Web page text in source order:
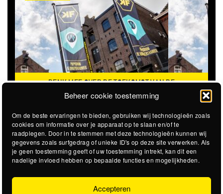
Beheer cookie toestemming
Om de beste ervaringen te bieden, gebruiken wij technologieën zoals
cookies om informatie over je apparaat op te slaan en/of te
raadplegen. Door in te stemmen met deze technologieën kunnen wij
gegevens zoals surfgedrag of unieke ID's op deze site verwerken. Als
je geen toestemming geeft of uw toestemming intrekt, kan dit een
nadelige invloed hebben op bepaalde functies en mogelijkheden.
Accepteren
DENK MEE OVER DE TOEKOMST VAN DE
KROEPOEKFABRIEK